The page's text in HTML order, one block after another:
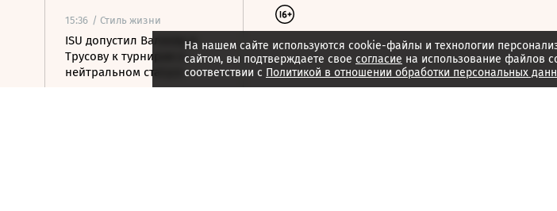
15:36 / Стиль жизни
ISU допустил Валиеву и
Трусову к турнирам в
нейтральном статусе
На нашем сайте используются cookie-файлы и технологии
сайтом, вы подтверждаете свое согласие на использование файлов
соответствии с Политикой в отношении обработки персональных